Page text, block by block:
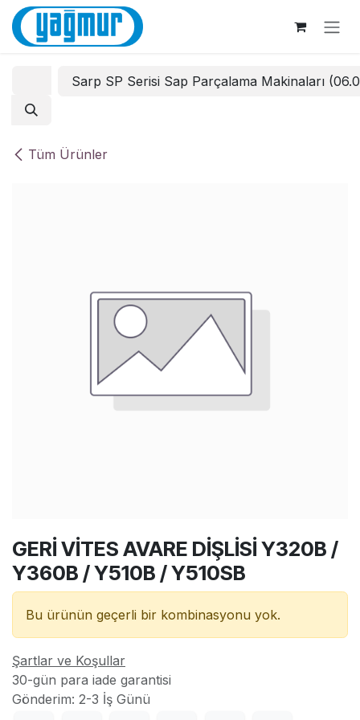
İçereği Atla
Tüm Ürünler
Sarp SP Serisi Sap Parçalama Makinaları
GERİ VİTES AVARE DİŞLİSİ Y320B /
Y360B / Y510B / Y510SB
Bu ürünün geçerli bir kombinasyonu yok.
Şartlar ve Koşullar
30-gün para iade garantisi
Gönderim: 2-3 İş Günü